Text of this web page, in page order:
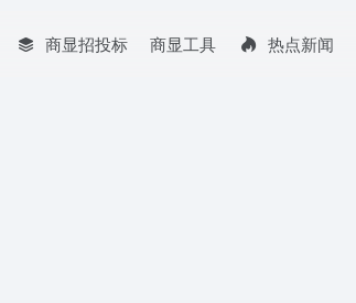
商显招投标 商显工具 热点新闻